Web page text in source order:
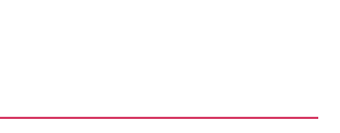
￥880
サポート正規品 メーカー保証5年 KLMEA128G
サポート正規品 メーカー保証5年 KLMEA128G